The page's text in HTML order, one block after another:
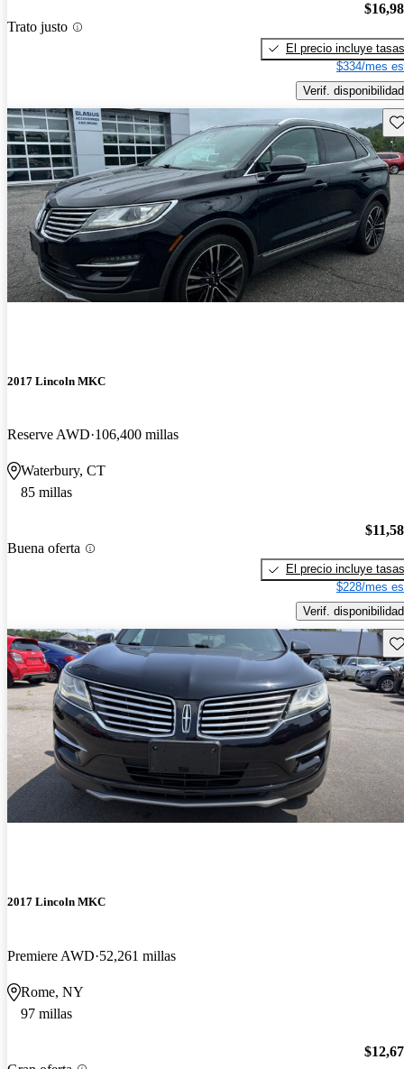
Trato justo
El precio incluye tasas
$334/mes
Verif. disponibilidad
2017 Lincoln MKC
Reserve AWD 106,400 millas
Waterbury, CT
85 millas
Buena oferta
El precio incluye tasas
$228/mes
Verif. disponibilidad
2017 Lincoln MKC
Premiere AWD 52,261 millas
Rome, NY
97 millas